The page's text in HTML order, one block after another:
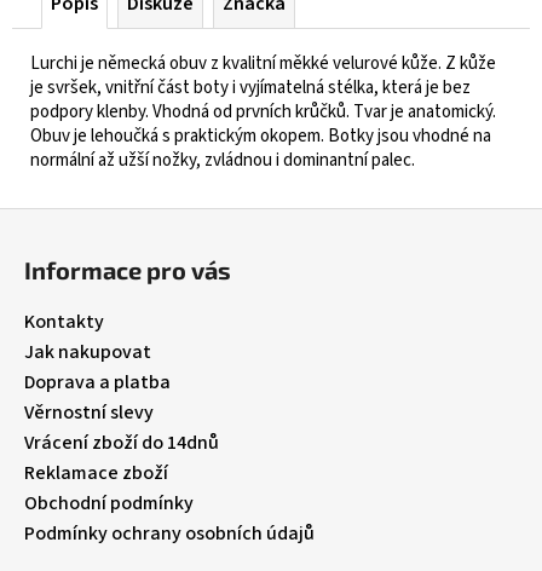
Lurchi je německá obuv z kvalitní měkké velurové kůže. Z kůže
je svršek, vnitřní část boty i vyjímatelná stélka, která je bez
podpory klenby. Vhodná od prvních krůčků. Tvar je anatomický.
Obuv je lehoučká s praktickým okopem. Botky jsou vhodné na
normální až užší nožky, zvládnou i dominantní palec.
Informace pro vás
Kontakty
Jak nakupovat
Doprava a platba
Věrnostní slevy
Vrácení zboží do 14dnů
Reklamace zboží
Obchodní podmínky
Podmínky ochrany osobních údajů